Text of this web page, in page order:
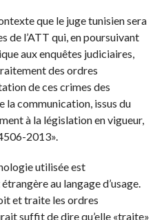
que le juge tunisien sera
de l’ATT qui, en poursuivant
aux enquêtes judiciaires,
des ordres
de ces crimes des
la communication, issus du
à la législation en vigueur,
2013».
utilisée est
au langage d’usage.
et traite les ordres
suffit de dire qu’elle «traite»